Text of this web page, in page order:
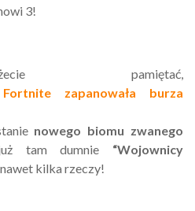
3!
pamiętać,
zapanowała burza
nowego biomu zwanego
tam dumnie “Wojownicy
kilka rzeczy!